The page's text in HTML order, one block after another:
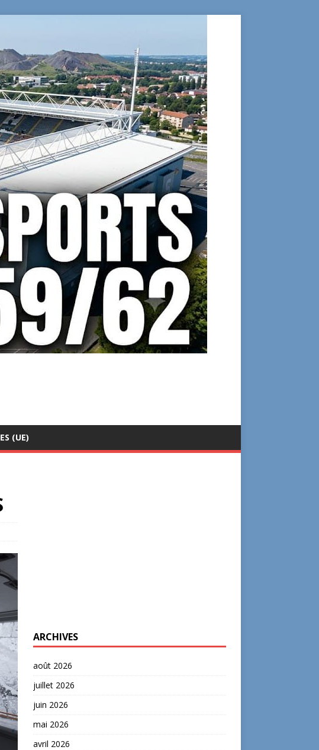
(UE)
ARCHIVES
août 2026
juillet 2026
juin 2026
mai 2026
avril 2026